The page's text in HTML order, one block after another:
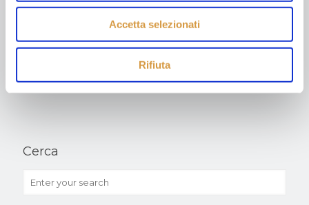
Accetta selezionati
Rifiuta
1 2 3 4 5 6 7 8
9 10 11
Next page
Cerca